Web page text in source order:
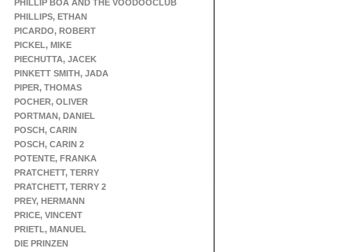
PHILLIP BOA AND THE VOODOOCLUB
PHILLIPS, ETHAN
PICARDO, ROBERT
PICKEL, MIKE
PIECHUTTA, JACEK
PINKETT SMITH, JADA
PIPER, THOMAS
POCHER, OLIVER
PORTMAN, DANIEL
POSCH, CARIN
POSCH, CARIN 2
POTENTE, FRANKA
PRATCHETT, TERRY
PRATCHETT, TERRY 2
PREY, HERMANN
PRICE, VINCENT
PRIETL, MANUEL
DIE PRINZEN